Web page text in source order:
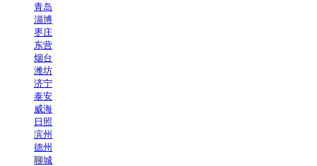
青岛
淄博
枣庄
东营
烟台
潍坊
济宁
泰安
威海
日照
滨州
德州
聊城